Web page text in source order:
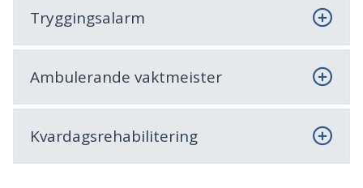
Tryggingsalarm
Ambulerande vaktmeister
Kvardagsrehabilitering